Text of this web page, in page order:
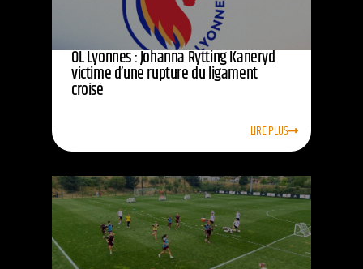
OL Lyonnes : Johanna Rytting Kaneryd
victime d’une rupture du ligament
croisé
LIRE PLUS